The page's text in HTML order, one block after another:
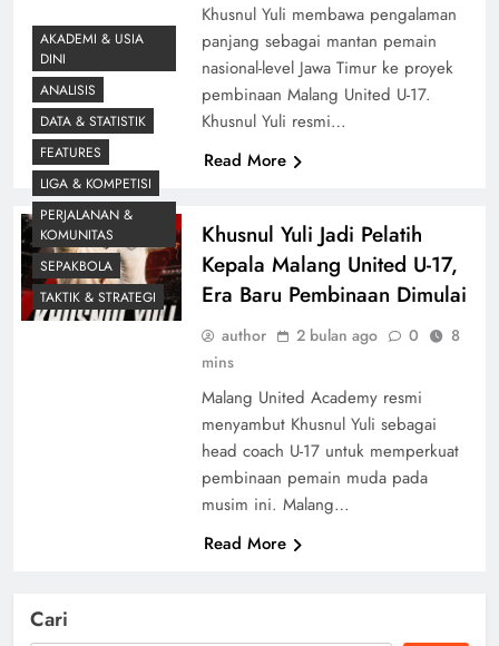
Khusnul Yuli membawa pengalaman
panjang sebagai mantan pemain
nasional-level Jawa Timur ke proyek
pembinaan Malang United U-17.
Khusnul Yuli resmi…
Read More
AKADEMI & USIA
DINI
ANALISIS
DATA & STATISTIK
FEATURES
LIGA & KOMPETISI
PERJALANAN &
KOMUNITAS
SEPAKBOLA
TAKTIK & STRATEGI
Khusnul Yuli Jadi Pelatih
Kepala Malang United U-17,
Era Baru Pembinaan Dimulai
author 2 bulan ago 0
8
mins
Malang United Academy resmi
menyambut Khusnul Yuli sebagai
head coach U-17 untuk memperkuat
pembinaan pemain muda pada
musim ini. Malang…
Read More
Cari